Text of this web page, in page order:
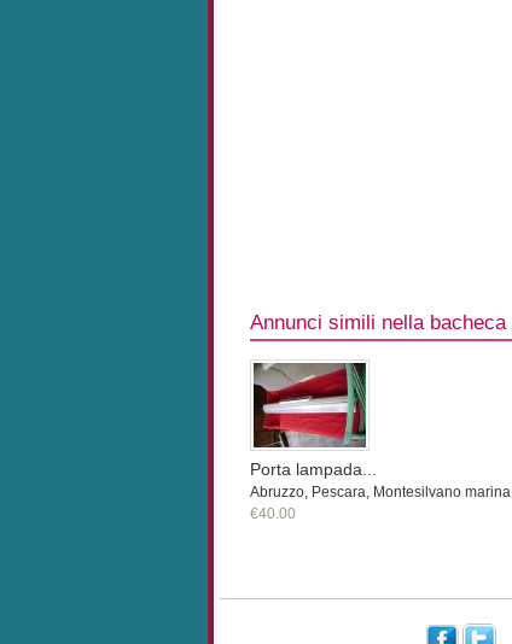
Annunci simili nella bacheca
Porta lampada...
Abruzzo, Pescara, Montesilvano marina
€40.00